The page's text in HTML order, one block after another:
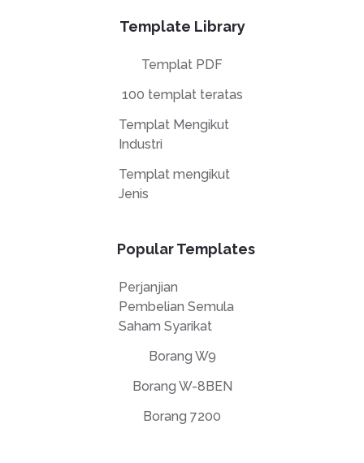
Template Library
Templat PDF
100 templat teratas
Templat Mengikut
Industri
Templat mengikut
Jenis
Popular Templates
Perjanjian
Pembelian Semula
Saham Syarikat
Borang W9
Borang W-8BEN
Borang 7200